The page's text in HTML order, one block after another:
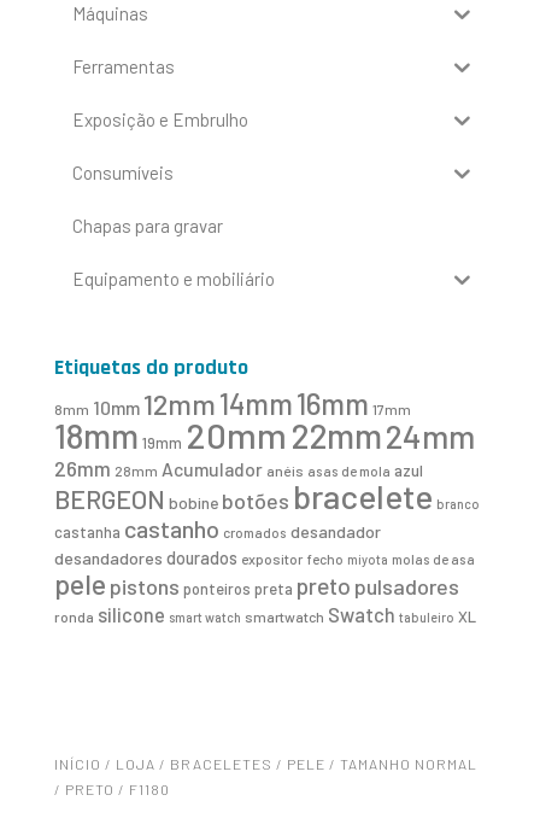
Máquinas
Ferramentas
Exposição e Embrulho
Consumíveis
Chapas para gravar
Equipamento e mobiliário
Etiquetas do produto
8mm 10mm 12mm14mm16mm 17mm
18mm 19mm 20mm 22mm24mm
26mm 28mm Acumulador anéis asas de mola azul
BERGEON bobine botões bracelete branco
castanha castanho cromados desandador
desandadores dourados expositor fecho miyota molas de asa
pele pistons ponteiros preta preto pulsadores
ronda silicone smart watch smartwatch Swatch tabuleiro XL
INÍCIO / LOJA / BRACELETES / PELE / TAMANHO NORMAL
/ PRETO / F1180